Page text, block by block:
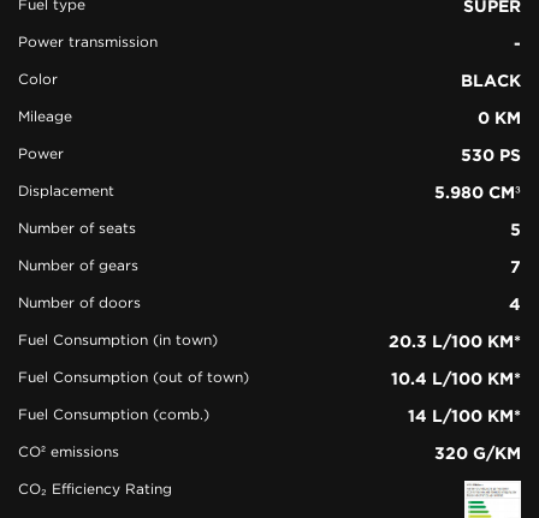
Fuel type SUPER
Power transmission -
Color BLACK
Mileage 0 KM
Power 530 PS
Displacement 5.980 CM³
Number of seats 5
Number of gears 7
Number of doors 4
Fuel Consumption (in town) 20.3 L/100 KM*
Fuel Consumption (out of town) 10.4 L/100 KM*
Fuel Consumption (comb.) 14 L/100 KM*
CO² emissions 320 G/KM
CO₂ Efficiency Rating